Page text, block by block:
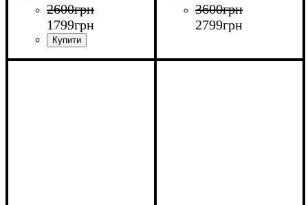
2600грн
1799грн
3600грн
2799грн